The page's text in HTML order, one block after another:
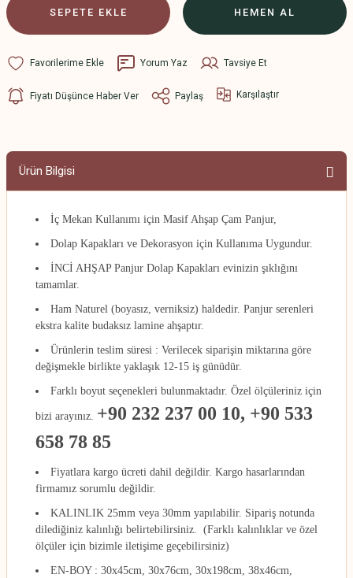
SEPETE EKLE HEMEN AL
Yorum Yaz Tavsiye Et
Fiyatı Düşünce Haber Ver Paylaş Karşılaştır
Ürün Bilgisi
İç Mekan Kullanımı için Masif Ahşap Çam Panjur,
Dolap Kapakları ve Dekorasyon için Kullanıma Uygundur.
İNCİ AHŞAP Panjur Dolap Kapakları evinizin şıklığını
tamamlar.
Ham Naturel (boyasız, verniksiz) haldedir. Panjur serenleri
ekstra kalite budaksız lamine ahşaptır.
Ürünlerin teslim süresi : Verilecek siparişin miktarına göre
değişmekle birlikte yaklaşık 12-15 iş günüdür.
Farklı boyut seçenekleri bulunmaktadır. Özel ölçüleriniz için
bizi arayınız. +90 232 237 00 10, +90 533
658 78 85
Fiyatlara kargo ücreti dahil değildir. Kargo hasarlarından
firmamız sorumlu değildir.
KALINLIK 25mm veya 30mm yapılabilir. Sipariş notunda
dilediğiniz kalınlığı belirtebilirsiniz. (Farklı kalınlıklar ve özel
ölçüler için bizimle iletişime geçebilirsiniz)
EN-BOY : 30x45cm, 30x76cm, 30x198cm, 38x46cm,